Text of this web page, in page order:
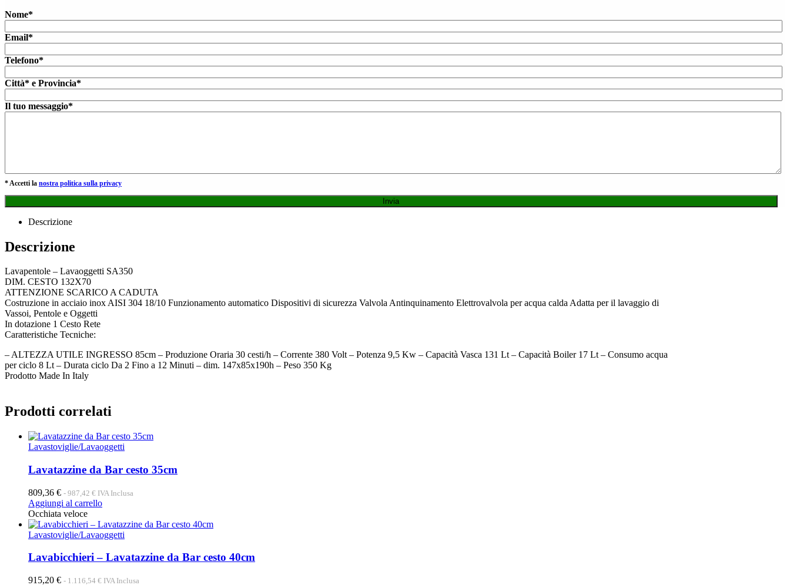
Nome*
Email*
Telefono*
Città* e Provincia*
Il tuo messaggio*
* Accetti la nostra politica sulla privacy
Descrizione
Descrizione
Lavapentole – Lavaoggetti SA350
DIM. CESTO 132X70
ATTENZIONE SCARICO A CADUTA
Costruzione in acciaio inox AISI 304 18/10 Funzionamento automatico Dispositivi di sicurezza Valvola Antinquinamento Elettrovalvola per acqua calda Adatta per il lavaggio di
Vassoi, Pentole e Oggetti
In dotazione 1 Cesto Rete
Caratteristiche Tecniche:
– ALTEZZA UTILE INGRESSO 85cm – Produzione Oraria 30 cesti/h – Corrente 380 Volt – Potenza 9,5 Kw – Capacità Vasca 131 Lt – Capacità Boiler 17 Lt – Consumo acqua
per ciclo 8 Lt – Durata ciclo Da 2 Fino a 12 Minuti – dim. 147x85x190h – Peso 350 Kg
Prodotto Made In Italy
Prodotti correlati
Lavastoviglie/Lavaoggetti
Lavatazzine da Bar cesto 35cm
809,36 € - 987,42 € IVA Inclusa
Aggiungi al carrello
Occhiata veloce
Lavastoviglie/Lavaoggetti
Lavabicchieri – Lavatazzine da Bar cesto 40cm
915,20 € - 1.116,54 € IVA Inclusa